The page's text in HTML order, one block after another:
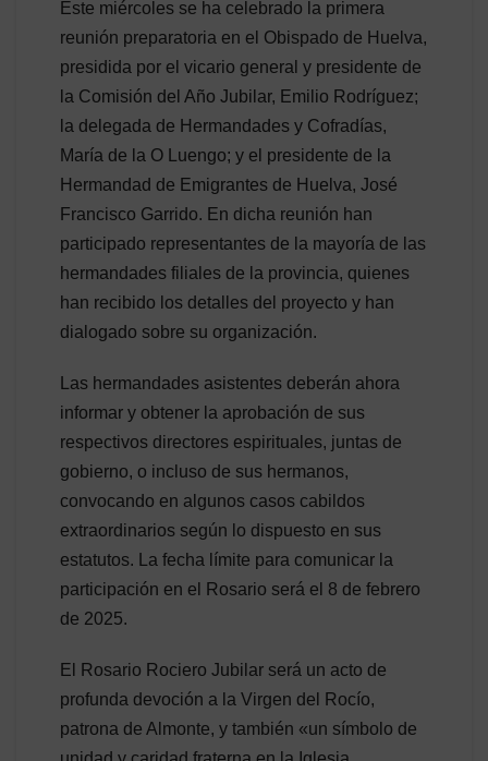
Este miércoles se ha celebrado la primera
reunión preparatoria en el Obispado de Huelva,
presidida por el vicario general y presidente de
la Comisión del Año Jubilar, Emilio Rodríguez;
la delegada de Hermandades y Cofradías,
María de la O Luengo; y el presidente de la
Hermandad de Emigrantes de Huelva, José
Francisco Garrido. En dicha reunión han
participado representantes de la mayoría de las
hermandades filiales de la provincia, quienes
han recibido los detalles del proyecto y han
dialogado sobre su organización.
Las hermandades asistentes deberán ahora
informar y obtener la aprobación de sus
respectivos directores espirituales, juntas de
gobierno, o incluso de sus hermanos,
convocando en algunos casos cabildos
extraordinarios según lo dispuesto en sus
estatutos. La fecha límite para comunicar la
participación en el Rosario será el 8 de febrero
de 2025.
El Rosario Rociero Jubilar será un acto de
profunda devoción a la Virgen del Rocío,
patrona de Almonte, y también «un símbolo de